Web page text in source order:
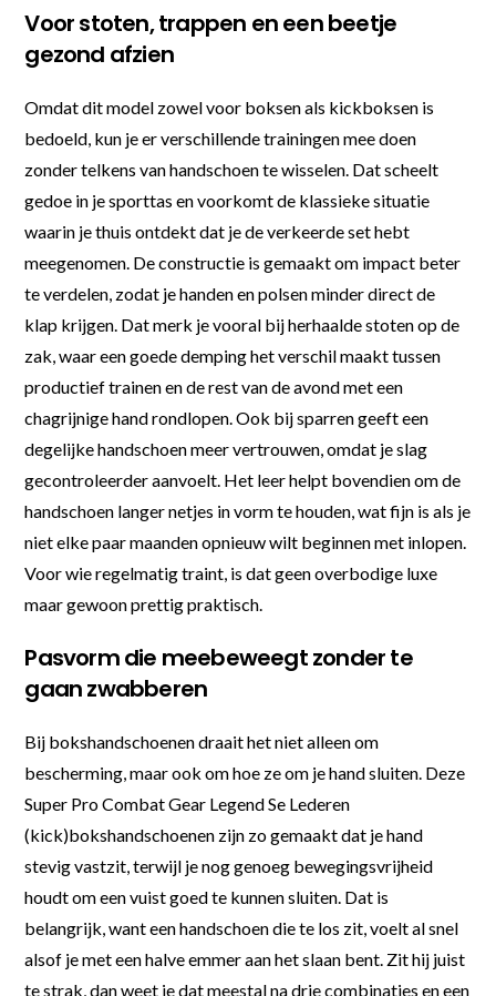
Voor stoten, trappen en een beetje
gezond afzien
Omdat dit model zowel voor boksen als kickboksen is
bedoeld, kun je er verschillende trainingen mee doen
zonder telkens van handschoen te wisselen. Dat scheelt
gedoe in je sporttas en voorkomt de klassieke situatie
waarin je thuis ontdekt dat je de verkeerde set hebt
meegenomen. De constructie is gemaakt om impact beter
te verdelen, zodat je handen en polsen minder direct de
klap krijgen. Dat merk je vooral bij herhaalde stoten op de
zak, waar een goede demping het verschil maakt tussen
productief trainen en de rest van de avond met een
chagrijnige hand rondlopen. Ook bij sparren geeft een
degelijke handschoen meer vertrouwen, omdat je slag
gecontroleerder aanvoelt. Het leer helpt bovendien om de
handschoen langer netjes in vorm te houden, wat fijn is als je
niet elke paar maanden opnieuw wilt beginnen met inlopen.
Voor wie regelmatig traint, is dat geen overbodige luxe
maar gewoon prettig praktisch.
Pasvorm die meebeweegt zonder te
gaan zwabberen
Bij bokshandschoenen draait het niet alleen om
bescherming, maar ook om hoe ze om je hand sluiten. Deze
Super Pro Combat Gear Legend Se Lederen
(kick)bokshandschoenen zijn zo gemaakt dat je hand
stevig vastzit, terwijl je nog genoeg bewegingsvrijheid
houdt om een vuist goed te kunnen sluiten. Dat is
belangrijk, want een handschoen die te los zit, voelt al snel
alsof je met een halve emmer aan het slaan bent. Zit hij juist
te strak, dan weet je dat meestal na drie combinaties en een